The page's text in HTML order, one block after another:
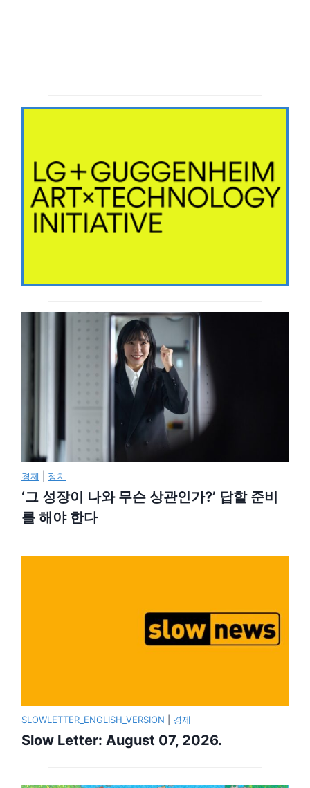
경제 정치
‘그 성장이 나와 무슨 상관인가?’ 답할 준비
를 해야 한다
SLOWLETTER_ENGLISH_VERSION 경제
Slow Letter: August 07, 2026.